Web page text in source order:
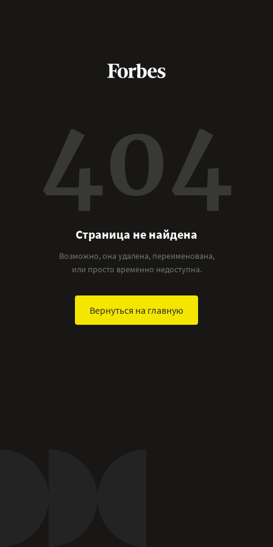
404
Страница не найдена
Возможно, она удалена, переименована,
или просто временно недоступна.
Вернуться на главную